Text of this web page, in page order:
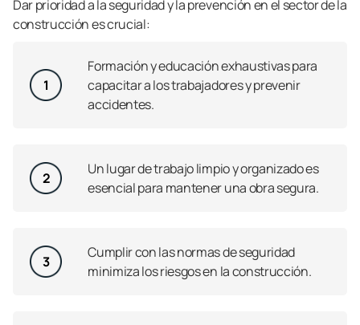
Dar prioridad a la seguridad y la prevención en el sector de la
construcción es crucial:
1
Formación y educación exhaustivas para
capacitar a los trabajadores y prevenir
accidentes.
2
Un lugar de trabajo limpio y organizado es
esencial para mantener una obra segura.
3
Cumplir con las normas de seguridad
minimiza los riesgos en la construcción.